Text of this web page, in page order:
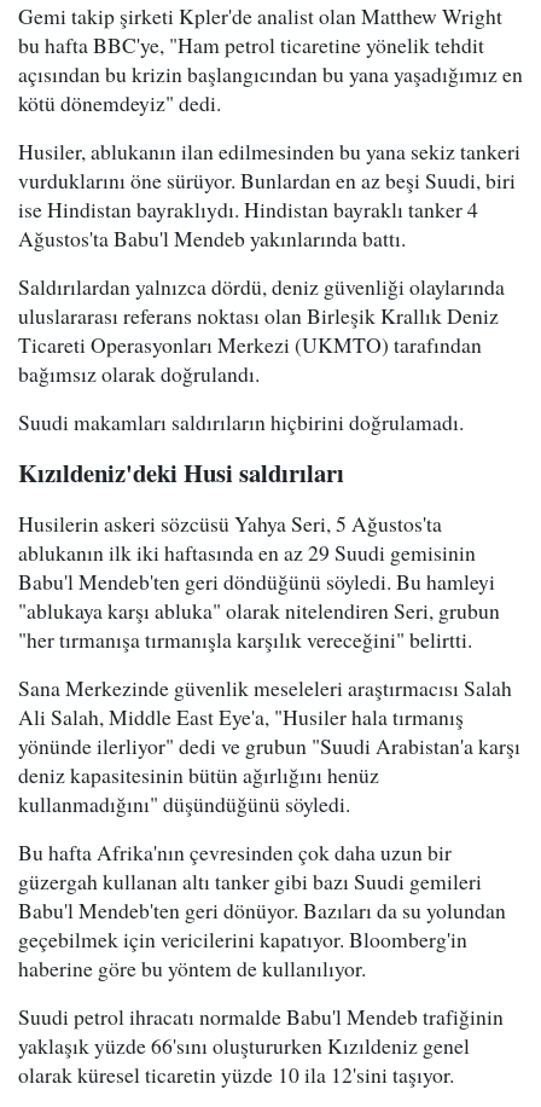
Gemi takip şirketi Kpler'de analist olan Matthew Wright
bu hafta BBC'ye, "Ham petrol ticaretine yönelik tehdit
açısından bu krizin başlangıcından bu yana yaşadığımız en
kötü dönemdeyiz" dedi.
Husiler, ablukanın ilan edilmesinden bu yana sekiz tankeri
vurduklarını öne sürüyor. Bunlardan en az beşi Suudi, biri
ise Hindistan bayraklıydı. Hindistan bayraklı tanker 4
Ağustos'ta Babu'l Mendeb yakınlarında battı.
Saldırılardan yalnızca dördü, deniz güvenliği olaylarında
uluslararası referans noktası olan Birleşik Krallık Deniz
Ticareti Operasyonları Merkezi (UKMTO) tarafından
bağımsız olarak doğrulandı.
Suudi makamları saldırıların hiçbirini doğrulamadı.
Kızıldeniz'deki Husi saldırıları
Husilerin askeri sözcüsü Yahya Seri, 5 Ağustos'ta
ablukanın ilk iki haftasında en az 29 Suudi gemisinin
Babu'l Mendeb'ten geri döndüğünü söyledi. Bu hamleyi
"ablukaya karşı abluka" olarak nitelendiren Seri, grubun
"her tırmanışa tırmanışla karşılık vereceğini" belirtti.
Sana Merkezinde güvenlik meseleleri araştırmacısı Salah
Ali Salah, Middle East Eye'a, "Husiler hala tırmanış
yönünde ilerliyor" dedi ve grubun "Suudi Arabistan'a karşı
deniz kapasitesinin bütün ağırlığını henüz
kullanmadığını" düşündüğünü söyledi.
Bu hafta Afrika'nın çevresinden çok daha uzun bir
güzergah kullanan altı tanker gibi bazı Suudi gemileri
Babu'l Mendeb'ten geri dönüyor. Bazıları da su yolundan
geçebilmek için vericilerini kapatıyor. Bloomberg'in
haberine göre bu yöntem de kullanılıyor.
Suudi petrol ihracatı normalde Babu'l Mendeb trafiğinin
yaklaşık yüzde 66'sını oluştururken Kızıldeniz genel
olarak küresel ticaretin yüzde 10 ila 12'sini taşıyor.